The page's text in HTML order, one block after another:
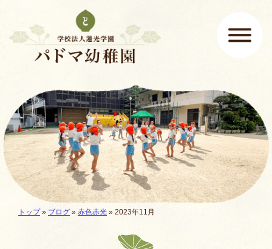
メインメニュー
ここから本文です。
現在地:
トップ» ブログ » 赤色赤光 » 2023年11月